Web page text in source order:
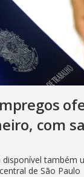
com
disponível também
de São Paulo